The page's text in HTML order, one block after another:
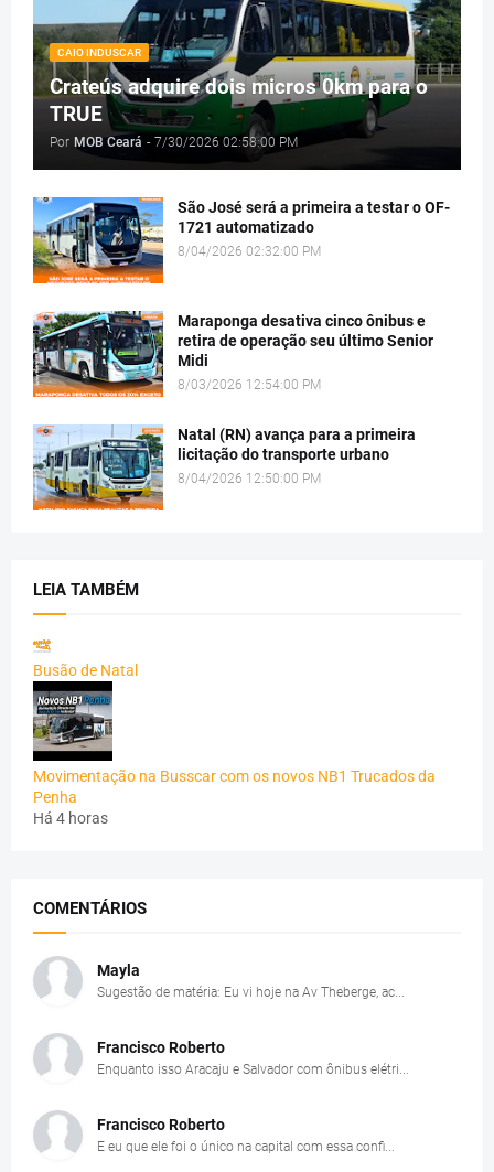
CAIO INDUSCAR
Crateús adquire dois micros 0km para o
TRUE
Por MOB Ceará - 7/30/2026 02:58:00 PM
São José será a primeira a testar o OF-
1721 automatizado
8/04/2026 02:32:00 PM
Maraponga desativa cinco ônibus e
retira de operação seu último Senior
Midi
8/03/2026 12:54:00 PM
Natal (RN) avança para a primeira
licitação do transporte urbano
8/04/2026 12:50:00 PM
LEIA TAMBÉM
Busão de Natal
Movimentação na Busscar com os novos NB1 Trucados da
Penha
Há 4 horas
COMENTÁRIOS
Mayla
Sugestão de matéria: Eu vi hoje na Av Theberge, ac...
Francisco Roberto
Enquanto isso Aracaju e Salvador com ônibus elétri...
Francisco Roberto
E eu que ele foi o único na capital com essa confi...